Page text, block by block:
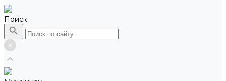
Поиск